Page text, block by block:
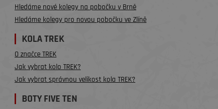
Hledáme nové kolegy na pobočku v Brně
Hledáme kolegy pro novou pobočku ve Zlíně
KOLA TREK
O značce TREK
Jak vybrat kolo TREK?
Jak vybrat správnou velikost kola TREK?
BOTY FIVE TEN